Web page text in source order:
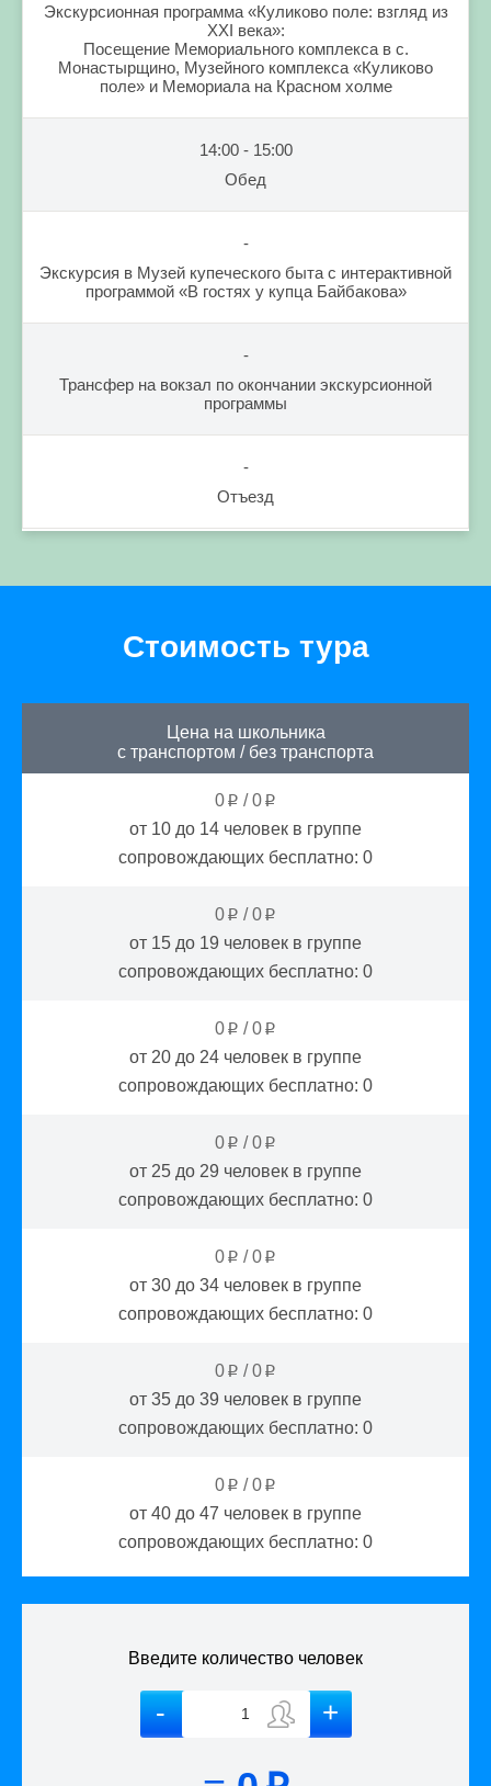
Экскурсионная программа «Куликово поле: взгляд из
XXI века»:
Посещение Мемориального комплекса в с.
Монастырщино, Музейного комплекса «Куликово
поле» и Мемориала на Красном холме
14:00 - 15:00
Обед
-
Экскурсия в Музей купеческого быта с интерактивной
программой «В гостях у купца Байбакова»
-
Трансфер на вокзал по окончании экскурсионной
программы
-
Отъезд
Стоимость тура
Цена на школьника
с транспортом / без транспорта
0 p /0 p
от 10 до 14 человек в группе
сопровождающих бесплатно: 0
0 p /0 p
от 15 до 19 человек в группе
сопровождающих бесплатно: 0
0 p /0 p
от 20 до 24 человек в группе
сопровождающих бесплатно: 0
0 p /0 p
от 25 до 29 человек в группе
сопровождающих бесплатно: 0
0 p /0 p
от 30 до 34 человек в группе
сопровождающих бесплатно: 0
0 p /0 p
от 35 до 39 человек в группе
сопровождающих бесплатно: 0
0 p /0 p
от 40 до 47 человек в группе
сопровождающих бесплатно: 0
Введите количество человек